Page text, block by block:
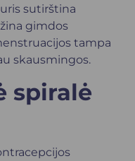
sutirština
gimdos
tampa
skausmingos.
spiralė